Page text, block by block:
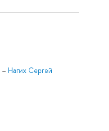
– Нагих Сергей